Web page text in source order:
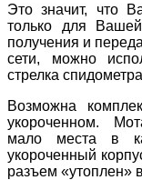
Это значит, что
только для
получения и
сети, можно
стрелка
Возможна
укороченном.
мало места в
укороченный
разъем «утоплен»